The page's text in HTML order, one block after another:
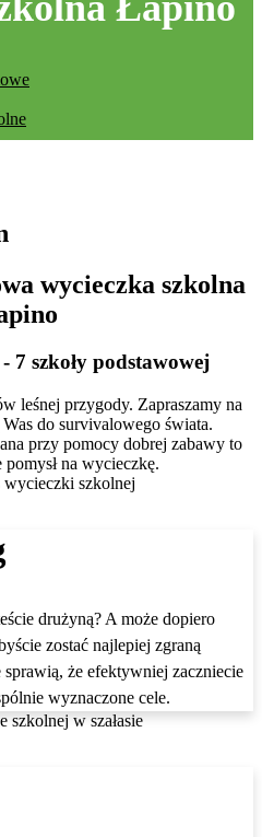
wycieczka szkolna
7 szkoły podstawowej
leśnej przygody. Zapraszamy na
do survivalowego świata.
przy pomocy dobrej zabawy to
pomysł na wycieczkę.
drużyną? A może dopiero
zostać najlepiej zgraną
że efektywniej zaczniecie
wyznaczone cele.